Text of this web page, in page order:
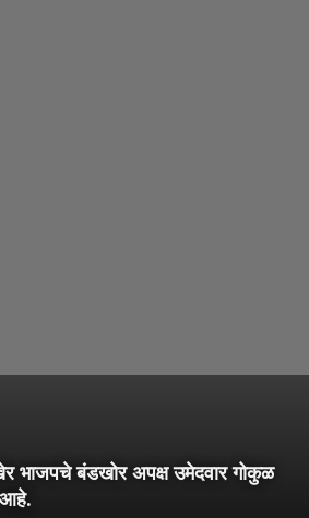
भाजपचे बंडखोर अपक्ष उमेदवार गोकुळ
आहे.